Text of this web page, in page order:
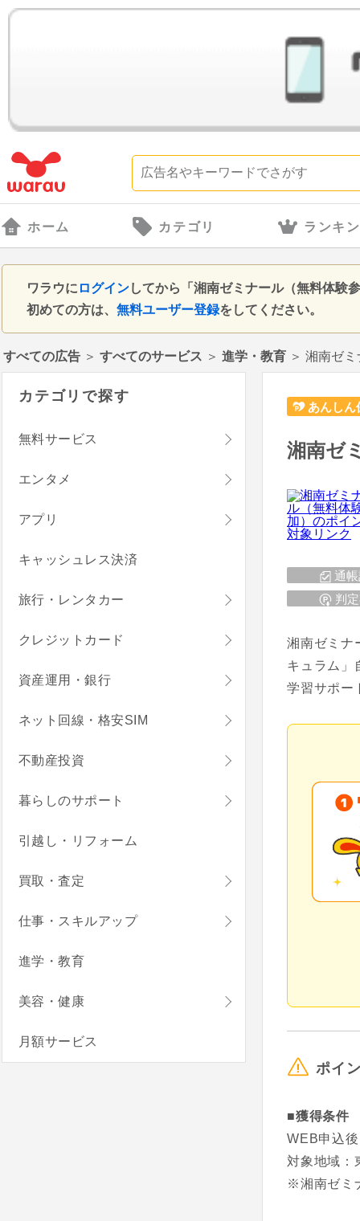
ホーム カテゴリ ランキ
ワラウに ログインしてから「湘南ゼミナール（無料体験
初めての方は、 無料ユーザー登録をしてください。
すべての広告 ＞ すべてのサービス ＞ 進学・教育 ＞ 湘南ゼミ
あんしん
湘南ゼ
通
判
湘南ゼミナ
キュラム」
学習サポー
ポイ
■獲得条件
WEB申込
対象地域：
※湘南ゼミ
カテゴリで探す
無料サービス
エンタメ
アプリ
キャッシュレス決済
旅行・レンタカー
クレジットカード
資産運用・銀行
ネット回線・格安SIM
不動産投資
暮らしのサポート
引越し・リフォーム
買取・査定
仕事・スキルアップ
進学・教育
美容・健康
月額サービス